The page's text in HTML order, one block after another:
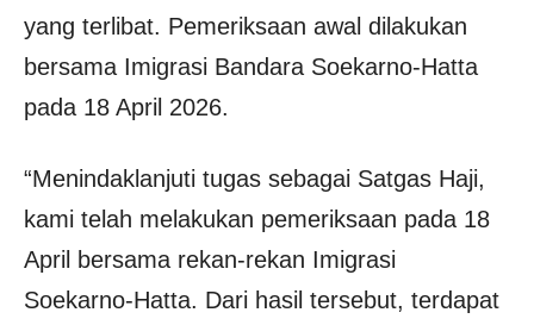
yang terlibat. Pemeriksaan awal dilakukan
bersama Imigrasi Bandara Soekarno-Hatta
pada 18 April 2026.
“Menindaklanjuti tugas sebagai Satgas Haji,
kami telah melakukan pemeriksaan pada 18
April bersama rekan-rekan Imigrasi
Soekarno-Hatta. Dari hasil tersebut, terdapat